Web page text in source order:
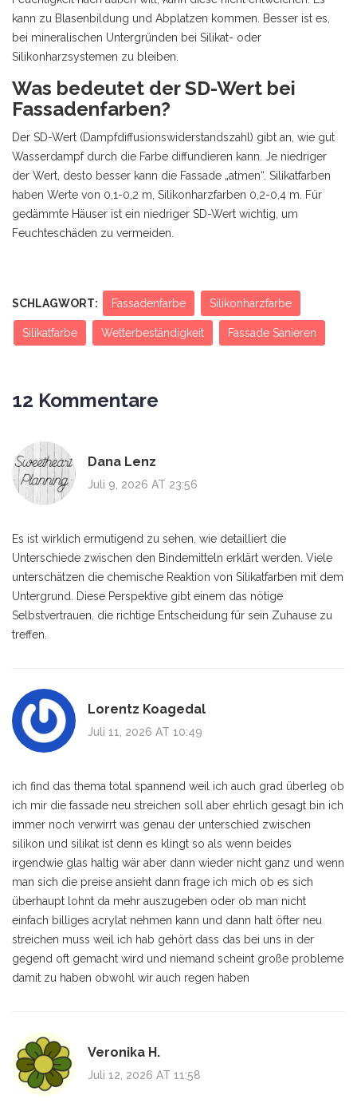
kann zu Blasenbildung und Abplatzen kommen. Besser ist es,
bei mineralischen Untergründen bei Silikat- oder
Silikonharzsystemen zu bleiben.
Was bedeutet der SD-Wert bei
Fassadenfarben?
Der SD-Wert (Dampfdiffusionswiderstandszahl) gibt an, wie gut
Wasserdampf durch die Farbe diffundieren kann. Je niedriger
der Wert, desto besser kann die Fassade „atmen“. Silikatfarben
haben Werte von 0,1-0,2 m, Silikonharzfarben 0,2-0,4 m. Für
gedämmte Häuser ist ein niedriger SD-Wert wichtig, um
Feuchteschäden zu vermeiden.
SCHLAGWORT: Fassadenfarbe Silikonharzfarbe
Silikatfarbe Wetterbeständigkeit Fassade Sanieren
12 Kommentare
Dana Lenz
Juli 9, 2026 AT 23:56
Es ist wirklich ermutigend zu sehen, wie detailliert die
Unterschiede zwischen den Bindemitteln erklärt werden. Viele
unterschätzen die chemische Reaktion von Silikatfarben mit dem
Untergrund. Diese Perspektive gibt einem das nötige
Selbstvertrauen, die richtige Entscheidung für sein Zuhause zu
treffen.
Lorentz Koagedal
Juli 11, 2026 AT 10:49
ich find das thema total spannend weil ich auch grad überleg ob
ich mir die fassade neu streichen soll aber ehrlich gesagt bin ich
immer noch verwirrt was genau der unterschied zwischen
silikon und silikat ist denn es klingt so als wenn beides
irgendwie glas haltig wär aber dann wieder nicht ganz und wenn
man sich die preise ansieht dann frage ich mich ob es sich
überhaupt lohnt da mehr auszugeben oder ob man nicht
einfach billiges acrylat nehmen kann und dann halt öfter neu
streichen muss weil ich hab gehört dass das bei uns in der
gegend oft gemacht wird und niemand scheint große probleme
damit zu haben obwohl wir auch regen haben
Veronika H.
Juli 12, 2026 AT 11:58